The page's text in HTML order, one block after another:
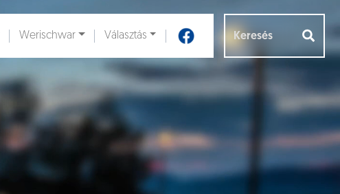
Werischwar Választás